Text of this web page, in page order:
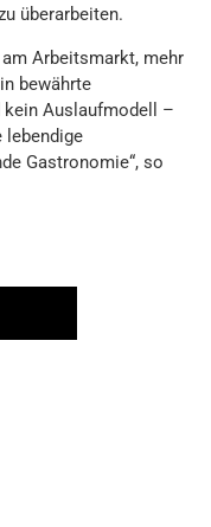
überarbeiten.
Arbeitsmarkt, mehr
bewährte
Auslaufmodell –
lebendige
Gastronomie“, so